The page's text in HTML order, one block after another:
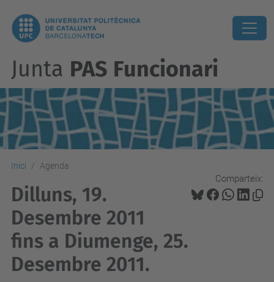
Junta PAS Funcionari
Inici Agenda
Comparteix:
Dilluns, 19.
Desembre 2011
fins a Diumenge, 25.
Desembre 2011.